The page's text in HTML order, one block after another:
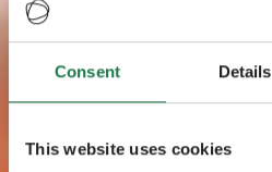
Consent Details
This website uses cookies